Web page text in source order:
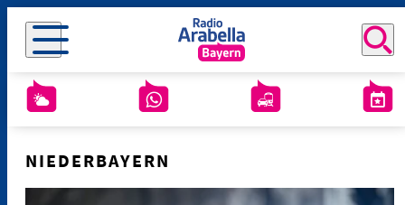
NIEDERBAYERN